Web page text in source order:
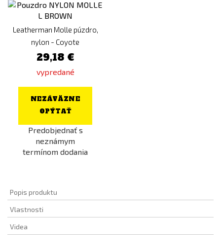
Leatherman Molle púzdro,
nylon - Coyote
29,18 €
vypredané
NEZÁVÄZNE
OPÝTAŤ
Predobjednať s
neznámym
termínom dodania
Popis produktu
Vlastnosti
Videa